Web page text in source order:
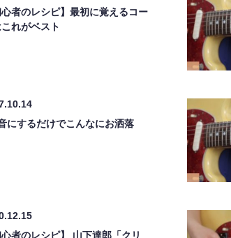
心者のレシピ】最初に覚えるコー
これがベスト
にするだけでこんなにお洒落
心者のレシピ】 山下達郎「クリ